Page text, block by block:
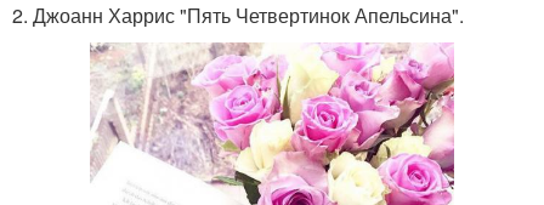
2. Джоанн Харрис "Пять Четвертинок Апельсина".